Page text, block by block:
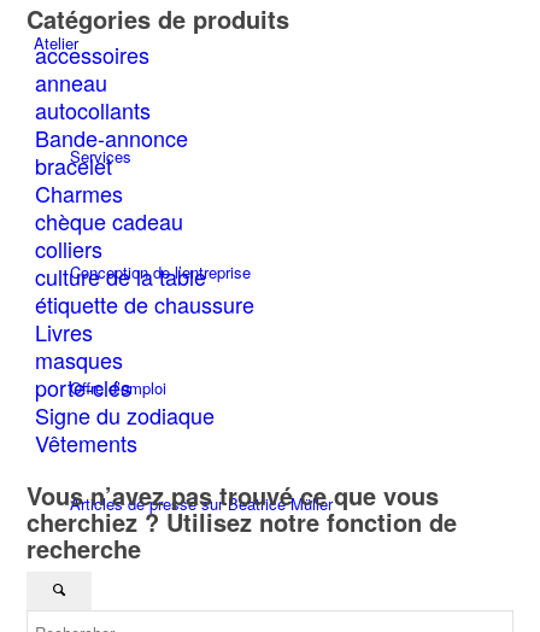
Atelier
Services
Conception de l’entreprise
Offre d’emploi
Articles de presse sur Beatrice Müller
Bijoux
a
page
produit
Catégories de produits
accessoires
anneau
autocollants
Bande-annonce
bracelet
Charmes
chèque cadeau
colliers
culture de la table
étiquette de chaussure
Livres
masques
porte-clés
Signe du zodiaque
Vêtements
Vous n’avez pas trouvé ce que vous
cherchiez ? Utilisez notre fonction de
recherche